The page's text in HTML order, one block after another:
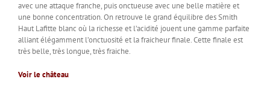
avec une attaque franche, puis onctueuse avec une belle matière et
une bonne concentration. On retrouve le grand équilibre des Smith
Haut Lafitte blanc où la richesse et l’acidité jouent une gamme parfaite
alliant élégamment l’onctuosité et la fraicheur finale. Cette finale est
très belle, très longue, très fraiche.
Voir le château